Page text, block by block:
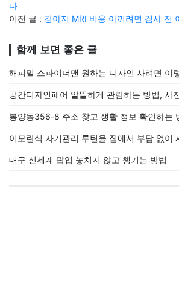
다
이전 글 : 강아지 MRI 비용 아끼려면 검사 전
함께 보면 좋은 글
해피밀 스파이더맨 원하는 디자인 사려면 이
공간디자인페어 알뜰하게 관람하는 방법, 사
봉양동356-8 주소 찾고 생활 정보 확인하는
이모란식 자기관리 루틴을 집에서 부담 없이
대구 신세계 팝업 놓치지 않고 챙기는 방법